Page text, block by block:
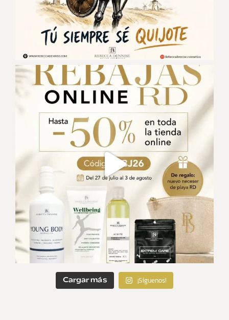
Cargar más ¡Síguenos!